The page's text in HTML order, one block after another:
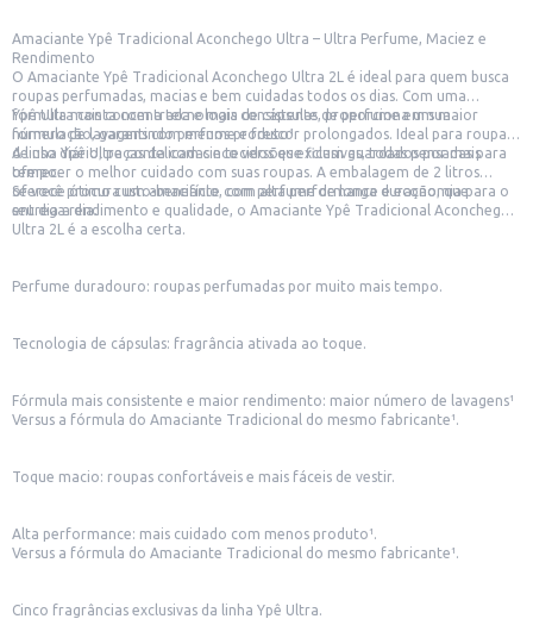
Amaciante Ypê Tradicional Aconchego Ultra – Ultra Perfume, Maciez e
Rendimento
O Amaciante Ypê Tradicional Aconchego Ultra 2L é ideal para quem busca
roupas perfumadas, macias e bem cuidadas todos os dias. Com uma
fórmula mais concentrada e mais consistente, proporciona um maior
número de lavagens com menos produto¹.
Ypê Ultra conta com a tecnologia de cápsulas de perfume em sua
formulação, garantindo perfume e frescor prolongados. Ideal para roupas
de uso diário, peças delicadas e tecidos que ficam guardados por mais
tempo.
A linha Ypê Ultra conta com cinco versões exclusivas, todas pensadas para
oferecer o melhor cuidado com suas roupas. A embalagem de 2 litros
oferece ótimo custo-benefício, com alta performance e economia para o
seu dia a dia.
Se você procura um amaciante com perfume de longa duração, que
entrega rendimento e qualidade, o Amaciante Ypê Tradicional Aconchego
Ultra 2L é a escolha certa.
Perfume duradouro: roupas perfumadas por muito mais tempo.
Tecnologia de cápsulas: fragrância ativada ao toque.
Fórmula mais consistente e maior rendimento: maior número de lavagens¹
Versus a fórmula do Amaciante Tradicional do mesmo fabricante¹.
Toque macio: roupas confortáveis e mais fáceis de vestir.
Alta performance: mais cuidado com menos produto¹.
Versus a fórmula do Amaciante Tradicional do mesmo fabricante¹.
Cinco fragrâncias exclusivas da linha Ypê Ultra.